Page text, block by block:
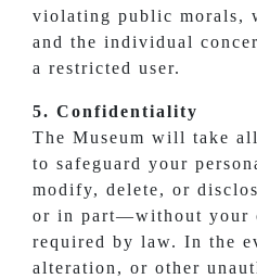
violating public morals,
and the individual
a restricted user.
5. Confidentiality
The Museum will take all
to safeguard your
modify, delete, or
or in part—without your
required by law. In the
alteration, or other